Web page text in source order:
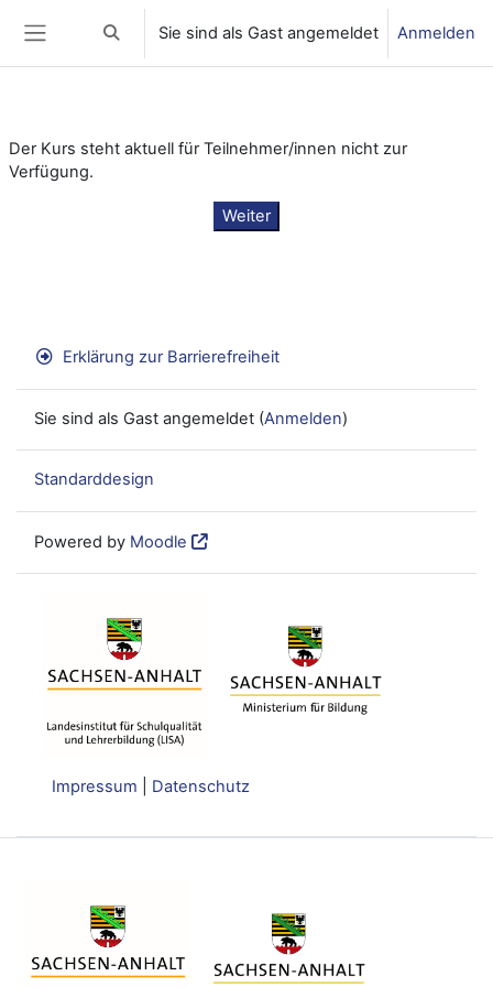
Website-Übersicht
Sucheingabe umschalten
Sie sind als Gast angemeldet Anmelden
Der Kurs steht aktuell für Teilnehmer/innen nicht zur
Verfügung.
Weiter
Erklärung zur Barrierefreiheit
Sie sind als Gast angemeldet (Anmelden)
Standarddesign
Powered by Moodle
Impressum Datenschutz